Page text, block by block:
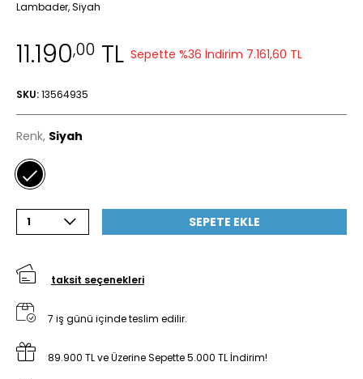
Lambader, Siyah
11.190,00 TL Sepette %36 İndirim 7.161,60 TL
SKU:13564935
Renk, Siyah
1 SEPETE EKLE
taksit seçenekleri
7 iş günü içinde teslim edilir.
89.900 TL ve Üzerine Sepette 5.000 TL İndirim!